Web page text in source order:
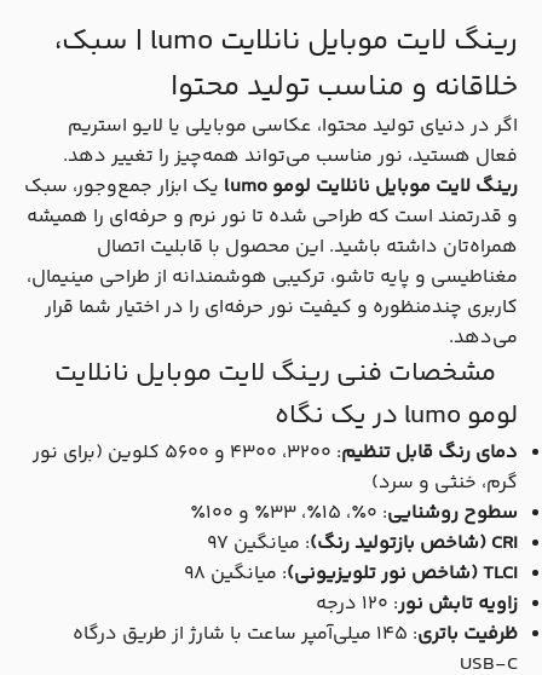
رینگ لایت موبایل نانلایت lumo | سبک،
خلاقانه و مناسب تولید محتوا
اگر در دنیای تولید محتوا، عکاسی موبایلی یا لایو استریم
فعال هستید، نور مناسب می‌تواند همه‌چیز را تغییر دهد.
رینگ لایت موبایل نانلایت لومو lumo
یک ابزار جمع‌وجور، سبک
و قدرتمند است که طراحی شده تا نور نرم و حرفه‌ای را همیشه
همراه‌تان داشته باشید. این محصول با قابلیت اتصال
مغناطیسی و پایه تاشو، ترکیبی هوشمندانه از طراحی مینیمال،
کاربری چندمنظوره و کیفیت نور حرفه‌ای را در اختیار شما قرار
می‌دهد.
مشخصات فنی رینگ لایت موبایل نانلایت
لومو lumo در یک نگاه
دمای رنگ قابل تنظیم
: ۳۲۰۰، ۴۳۰۰ و ۵۶۰۰ کلوین (برای نور
گرم، خنثی و سرد)
سطوح روشنایی: ۰٪، ۱۵٪، ۳۳٪ و ۱۰۰٪
CRI (شاخص بازتولید رنگ)
: میانگین ۹۷
TLCI (شاخص نور تلویزیونی)
: میانگین ۹۸
زاویه تابش نور: ۱۲۰ درجه
ظرفیت باتری
: ۱۴۵ میلی‌آمپر ساعت با شارژ از طریق درگاه
USB-C